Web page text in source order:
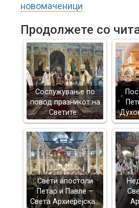
новомаченици
Продолжете со
Сослужување по
повод празникот на
Светите…
Свети апостоли
Петар и Павле –
Света Архиерејска…